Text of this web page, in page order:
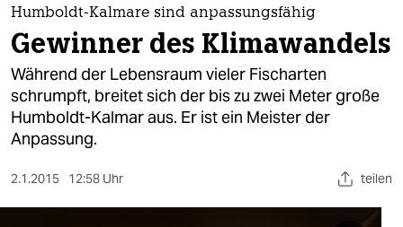
themen
politik
öko
gesellschaft
kultur
sport
Humboldt-Kalmare sind anpassungsfähig
Gewinner des Klimawandels
Während der Lebensraum vieler Fischarten
schrumpft, breitet sich der bis zu zwei Meter große
Humboldt-Kalmar aus. Er ist ein Meister der
Anpassung.
2.1.2015 12:58 Uhr teilen